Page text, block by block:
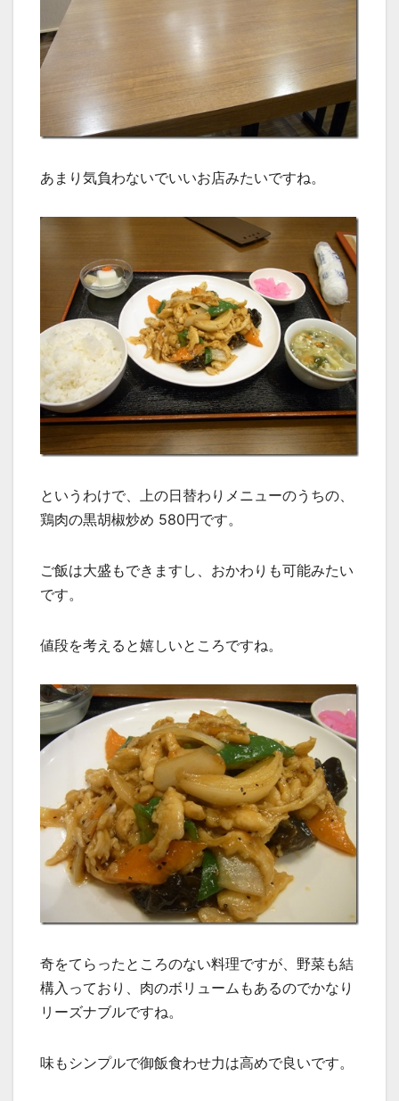
あまり気負わないでいいお店みたいですね。
というわけで、上の日替わりメニューのうちの、
鶏肉の黒胡椒炒め 580円です。
ご飯は大盛もできますし、おかわりも可能みたい
です。
値段を考えると嬉しいところですね。
奇をてらったところのない料理ですが、野菜も結
構入っており、肉のボリュームもあるのでかなり
リーズナブルですね。
味もシンプルで御飯食わせ力は高めで良いです。